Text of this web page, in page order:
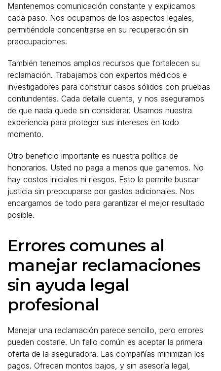
Mantenemos comunicación constante y explicamos
cada paso. Nos ocupamos de los aspectos legales,
permitiéndole concentrarse en su recuperación sin
preocupaciones.
También tenemos amplios recursos que fortalecen su
reclamación. Trabajamos con expertos médicos e
investigadores para construir casos sólidos con pruebas
contundentes. Cada detalle cuenta, y nos aseguramos
de que nada quede sin considerar. Usamos nuestra
experiencia para proteger sus intereses en todo
momento.
Otro beneficio importante es nuestra política de
honorarios. Usted no paga a menos que ganemos. No
hay costos iniciales ni riesgos. Esto le permite buscar
justicia sin preocuparse por gastos adicionales. Nos
encargamos de todo para garantizar el mejor resultado
posible.
Errores comunes al
manejar reclamaciones
sin ayuda legal
profesional
Manejar una reclamación parece sencillo, pero errores
pueden costarle. Un fallo común es aceptar la primera
oferta de la aseguradora. Las compañías minimizan los
pagos. Ofrecen montos bajos, y sin asesoría legal,